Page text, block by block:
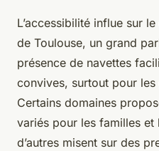
L’accessibilité influe sur
de Toulouse, un grand
présence de navettes
convives, surtout pour
Certains domaines
variés pour les familles et
d’autres misent sur des